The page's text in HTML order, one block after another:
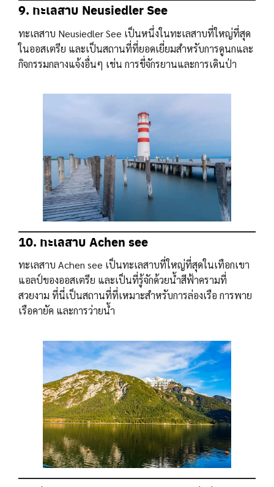
9. ทะเลสาบ Neusiedler See
ทะเลสาบ Neusiedler See เป็นหนึ่งในทะเลสาบที่ใหญ่ที่สุด
ในออสเตรีย และเป็นสถานที่ที่ยอดเยี่ยมสำหรับการดูนกและ
กิจกรรมกลางแจ้งอื่นๆ เช่น การขี่จักรยานและการเดินป่า
10. ทะเลสาบ Achen see
ทะเลสาบ Achen see เป็นทะเลสาบที่ใหญ่ที่สุดในเทือกเขา
แอลป์ของออสเตรีย และเป็นที่รู้จักด้วยน้ำสีฟ้าครามที่
สวยงาม ที่นี่เป็นสถานที่ที่เหมาะสำหรับการล่องเรือ การพาย
เรือคายัค และการว่ายน้ำ